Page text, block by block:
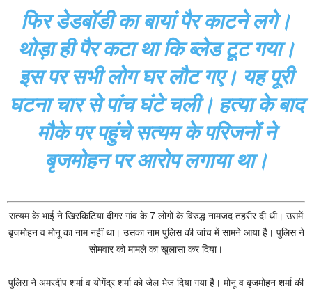
फिर डेडबॉडी का बायां पैर काटने लगे।
थोड़ा ही पैर कटा था कि ब्लेड टूट गया।
इस पर सभी लोग घर लौट गए। यह पूरी
घटना चार से पांच घंटे चली। हत्या के बाद
मौके पर पहुंचे सत्यम के परिजनों ने
बृजमोहन पर आरोप लगाया था।
सत्यम के भाई ने खिरकिटिया दीगर गांव के 7 लोगों के विरुद्ध नामजद तहरीर दी थी। उसमें
बृजमोहन व मोनू का नाम नहीं था। उसका नाम पुलिस की जांच में सामने आया है। पुलिस ने
सोमवार को मामले का खुलासा कर दिया।
पुलिस ने अमरदीप शर्मा व योगेंद्र शर्मा को जेल भेज दिया गया है। मोनू व बृजमोहन शर्मा की